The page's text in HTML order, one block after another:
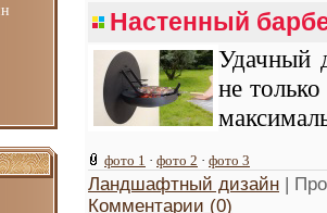
Настенный
Удачный
не
фото 1 · фото 2 · фото 3
Ландшафтный дизайн |
Комментарии (0)